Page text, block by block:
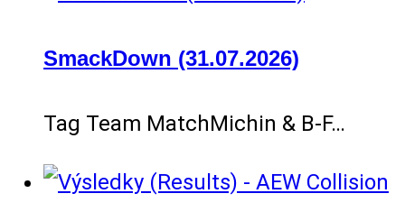
SmackDown (31.07.2026)
Tag Team MatchMichin & B-F…